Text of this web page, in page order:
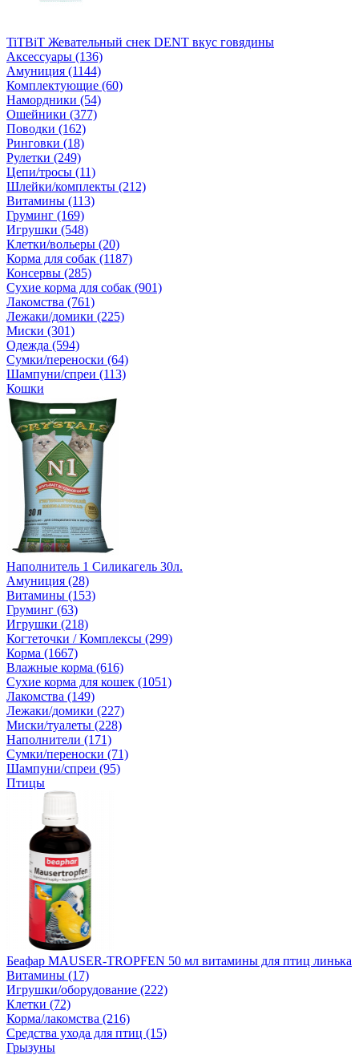
TiTBiT Жевательный снек DENT вкус говядины
Аксессуары (136)
Амуниция (1144)
Комплектующие (60)
Намордники (54)
Ошейники (377)
Поводки (162)
Ринговки (18)
Рулетки (249)
Цепи/тросы (11)
Шлейки/комплекты (212)
Витамины (113)
Груминг (169)
Игрушки (548)
Клетки/вольеры (20)
Корма для собак (1187)
Консервы (285)
Сухие корма для собак (901)
Лакомства (761)
Лежаки/домики (225)
Миски (301)
Одежда (594)
Сумки/переноски (64)
Шампуни/спреи (113)
Кошки
Наполнитель 1 Силикагель 30л.
Амуниция (28)
Витамины (153)
Груминг (63)
Игрушки (218)
Когтеточки / Комплексы (299)
Корма (1667)
Влажные корма (616)
Сухие корма для кошек (1051)
Лакомства (149)
Лежаки/домики (227)
Миски/туалеты (228)
Наполнители (171)
Сумки/переноски (71)
Шампуни/спреи (95)
Птицы
Беафар MAUSER-TROPFEN 50 мл витамины для птиц линька
Витамины (17)
Игрушки/оборудование (222)
Клетки (72)
Корма/лакомства (216)
Средства ухода для птиц (15)
Грызуны